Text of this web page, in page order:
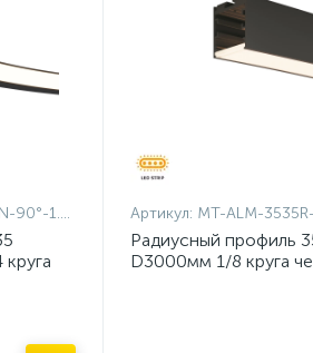
1.5M Артикул: MT-ALM-
Радиусный профиль
D3000мм 1/8 круга